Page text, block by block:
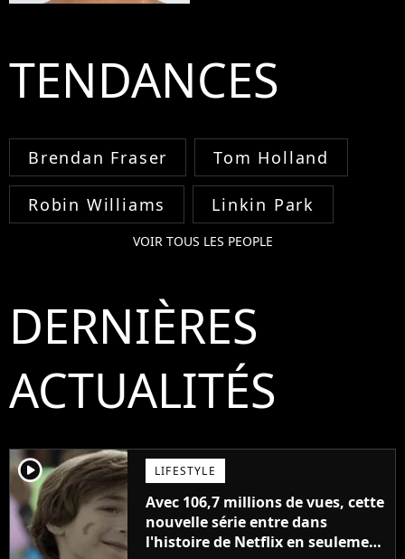
TENDANCES
Brendan Fraser Tom Holland
Robin Williams Linkin Park
VOIR TOUS LES PEOPLE
DERNIÈRES
ACTUALITÉS
player2 LIFESTYLE
Avec 106,7 millions de vues, cette
nouvelle série entre dans
l'histoire de Netflix en seulement